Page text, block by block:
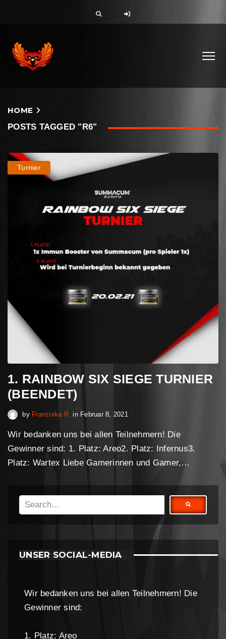
HOME
POSTS TAGGED "R6"
Turnier
1. RAINBOW SIX SIEGE TURNIER
(BEENDET)
by Franziska R. in Februar 8, 2021
Wir bedanken uns bei allen Teilnehmern! Die
Gewinner sind: 1. Platz: Areo2. Platz: Infernus3.
Platz: Wartex Liebe Gamerinnen und Gamer,…
UNSER SOCIAL-MEDIA
Wir bedanken uns bei allen Teilnehmern! Die
Gewinner sind:
1. Platz: Areo